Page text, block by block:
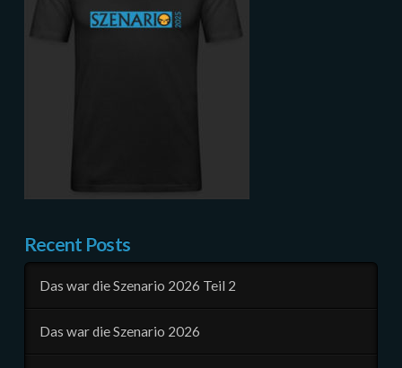
Recent Posts
Das war die Szenario 2026 Teil 2
Das war die Szenario 2026